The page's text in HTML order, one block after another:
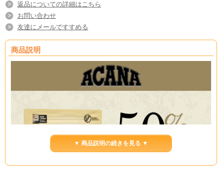
返品についての詳細はこちら
お問い合わせ
友達にメールですすめる
商品説明
▼ 商品説明の続きを見る ▼